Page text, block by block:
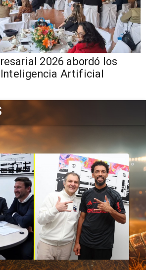
2026 abordó los
Artificial